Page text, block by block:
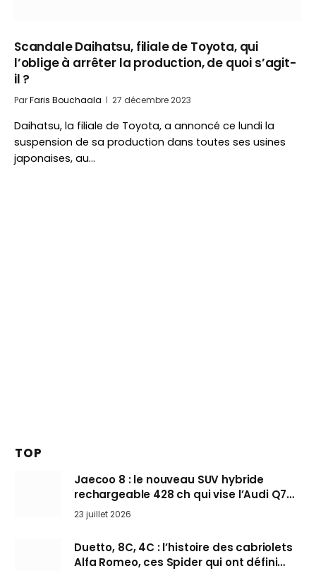
Scandale Daihatsu, filiale de Toyota, qui
l’oblige à arrêter la production, de quoi s’agit-
il ?
ParFaris Bouchaala 27 décembre 2023
Daihatsu, la filiale de Toyota, a annoncé ce lundi la
suspension de sa production dans toutes ses usines
japonaises, au…
TOP
Jaecoo 8 : le nouveau SUV hybride
rechargeable 428 ch qui vise l’Audi Q7
arrive en Europe cet automne
23 juillet 2026
Duetto, 8C, 4C : l’histoire des cabriolets
Alfa Romeo, ces Spider qui ont défini